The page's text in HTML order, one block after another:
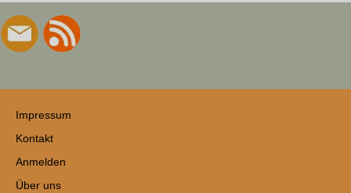
Impressum
Kontakt
Anmelden
Über uns